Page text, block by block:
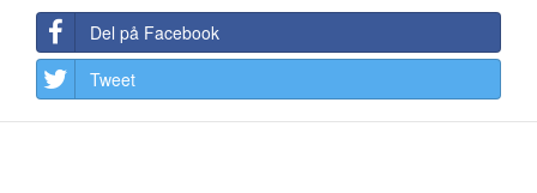
Del på Facebook
Tweet